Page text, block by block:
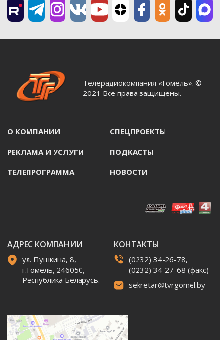
Телерадиокомпания «Гомель». ©
2021 Все права защищены.
О КОМПАНИИ СПЕЦПРОЕКТЫ
РЕКЛАМА И УСЛУГИ ПОДКАСТЫ
ТЕЛЕПРОГРАММА НОВОСТИ
АДРЕС КОМПАНИИ
ул. Пушкина, 8,
г.Гомель, 246050,
Республика Беларусь.
КОНТАКТЫ
(0232) 34-26-78,
(0232) 34-27-68 (факс)
sekretar@tvrgomel.by